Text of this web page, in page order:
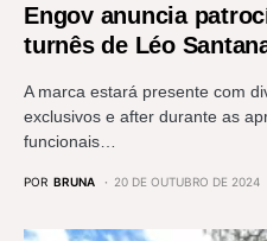
Engov anuncia
turnês de Léo
A marca estará presente com
exclusivos e after durante as
funcionais…
POR BRUNA 20 DE OUTUBRO DE 2024